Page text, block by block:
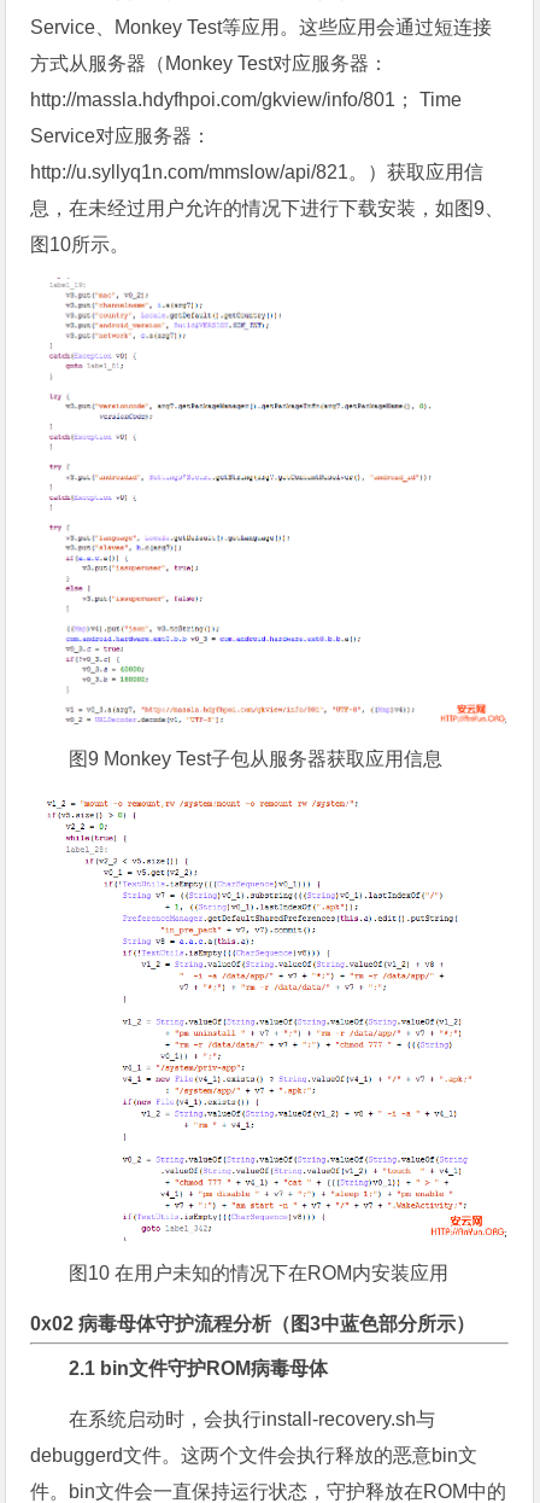
Service、Monkey Test等应用。这些应用会通过短连接
方式从服务器（Monkey Test对应服务器：
http://massla.hdyfhpoi.com/gkview/info/801； Time
Service对应服务器：
http://u.syllyq1n.com/mmslow/api/821。）获取应用信
息，在未经过用户允许的情况下进行下载安装，如图9、
图10所示。
图9 Monkey Test子包从服务器获取应用信息
图10 在用户未知的情况下在ROM内安装应用
0x02 病毒母体守护流程分析（图3中蓝色部分所示）
2.1 bin文件守护ROM病毒母体
在系统启动时，会执行install-recovery.sh与
debuggerd文件。这两个文件会执行释放的恶意bin文
件。bin文件会一直保持运行状态，守护释放在ROM中的